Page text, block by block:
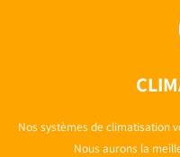
Nos systèmes de climatisation
Nous aurons la